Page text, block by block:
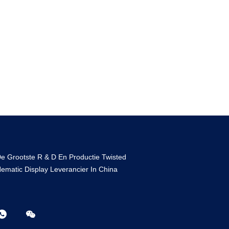
Grootste R & D En Productie Twisted
Display Leverancier In China